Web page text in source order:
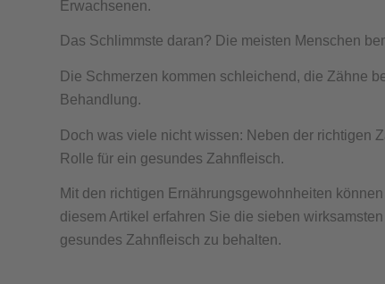
Erwachsenen.
Das Schlimmste daran? Die meisten Menschen
Die Schmerzen kommen schleichend, die Zähne
Behandlung.
Doch was viele nicht wissen: Neben der richtigen
Rolle für ein gesundes Zahnfleisch.
Mit den richtigen Ernährungsgewohnheiten
diesem Artikel erfahren Sie die sieben
gesundes Zahnfleisch zu behalten.